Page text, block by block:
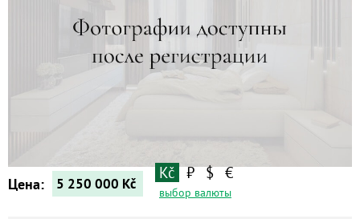
Цена: 5 250 000 Kč
Kč ₽ $ €
выбор валюты